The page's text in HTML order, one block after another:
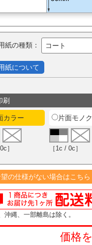
紙の種類： コート
紙について
刷
カラー
］
片面モノ
［1c / 0c］
望の仕様がない場合はこち
沖縄、一部離島は除く。
価格